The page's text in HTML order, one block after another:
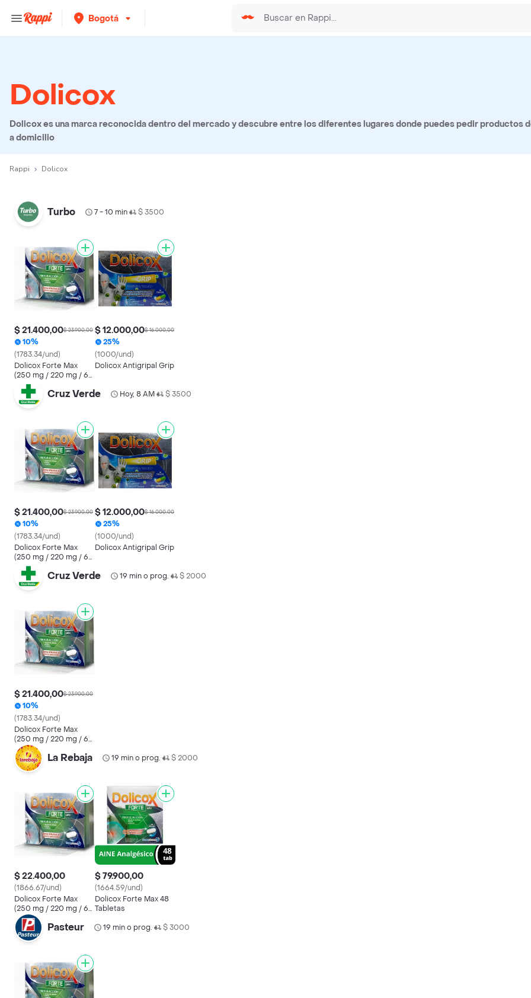
Bogotá
Dolicox
Dolicox es una marca reconocida dentro del mercado y descubre entre los diferentes lugares donde puedes pedir productos
a domicilio
Rappi Dolicox
Turbo 7 - 10 min• $ 3500
$ 21.400,00$ 23.900,00
10%
(1783.34/und)
Dolicox Forte Max
(250 mg / 220 mg / 65
mg)
$ 12.000,00$ 16.000,00
25%
(1000/und)
Dolicox Antigripal Grip
Cruz Verde Hoy, 8 AM• $ 3500
$ 21.400,00$ 23.900,00
10%
(1783.34/und)
Dolicox Forte Max
(250 mg / 220 mg / 65
mg)
$ 12.000,00$ 16.000,00
25%
(1000/und)
Dolicox Antigripal Grip
Cruz Verde 19 min o prog.• $ 2000
$ 21.400,00$ 23.900,00
10%
(1783.34/und)
Dolicox Forte Max
(250 mg / 220 mg / 65
mg)
La Rebaja 19 min o prog.• $ 2000
$ 22.400,00
(1866.67/und)
Dolicox Forte Max
(250 mg / 220 mg / 65
mg)
$ 79.900,00
(1664.59/und)
Dolicox Forte Max 48
Tabletas
Pasteur 19 min o prog.• $ 3000